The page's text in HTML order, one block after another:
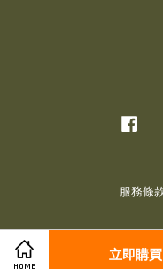
HOME
立即購買
服務條